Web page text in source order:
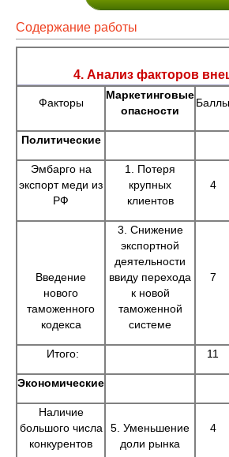
Содержание работы
4. Анализ факторов
Факторы
Маркетинговые
опасности
Баллы
Политические
Эмбарго на
экспорт меди из
РФ
1. Потеря
крупных
клиентов
4
Введение
нового
таможенного
кодекса
3. Снижение
экспортной
деятельности
ввиду перехода
к новой
таможенной
системе
7
Итого: 11
Экономические
Наличие
большого числа
конкурентов
5. Уменьшение
доли рынка
4